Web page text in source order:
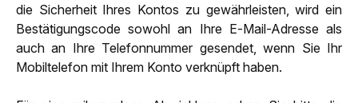
die Sicherheit Ihres Kontos zu gewährleisten, wird ein
Bestätigungscode sowohl an Ihre E-Mail-Adresse als
auch an Ihre Telefonnummer gesendet, wenn Sie Ihr
Mobiltelefon mit Ihrem Konto verknüpft haben.